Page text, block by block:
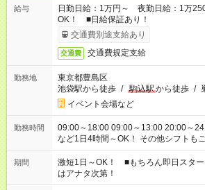
給与
日勤日給：1万円～ 夜勤日給：1
OK！ ■日給保証あり！
交通費別途支給あり
交通費 交通費規定支給
勤務地
東京都豊島区
池袋駅から徒歩 / 駒込駅から徒歩 /
イベント会場など
勤務時間
09:00～18:00 09:00～13:00 20:00～
など1日4時間～OK！ その他シフトもございます！ お気軽にご
相談ください！
期間
激短1日～OK！ ■もちろん即日スタ
はアナタ次第！